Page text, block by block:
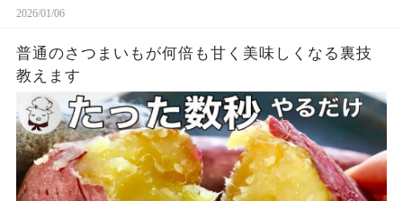
2026/01/06
普通のさつまいもが何倍も甘く美味しくなる裏技
教えます